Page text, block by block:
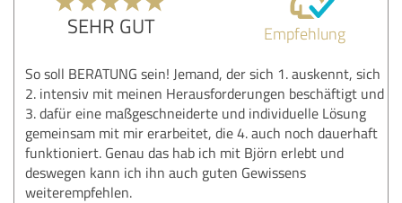
SEHR GUT Empfehlung
So soll BERATUNG sein! Jemand, der sich 1. auskennt, sich
2. intensiv mit meinen Herausforderungen beschäftigt und
3. dafür eine maßgeschneiderte und individuelle Lösung
gemeinsam mit mir erarbeitet, die 4. auch noch dauerhaft
funktioniert. Genau das hab ich mit Björn erlebt und
deswegen kann ich ihn auch guten Gewissens
weiterempfehlen.